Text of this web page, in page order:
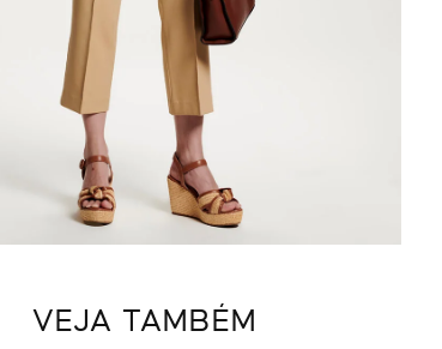
VEJA TAMBÉM